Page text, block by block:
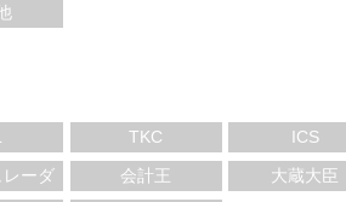
TKC
ICS
レーダ
会計王 大蔵大臣